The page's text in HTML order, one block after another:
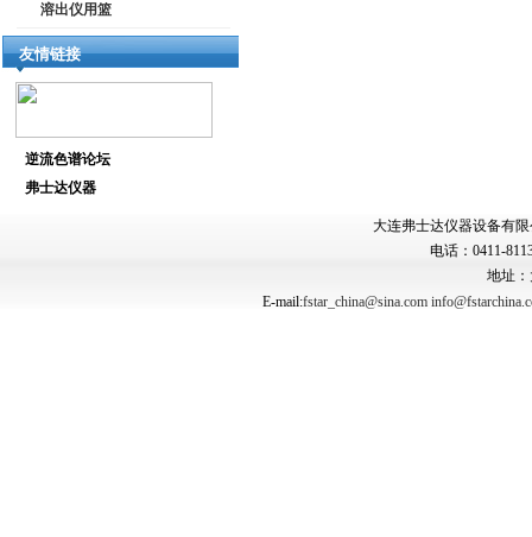
溶出仪用篮
大连弗士达仪器设备有限
电话：0411-
地址
E-mail:fstar_china@sina.com